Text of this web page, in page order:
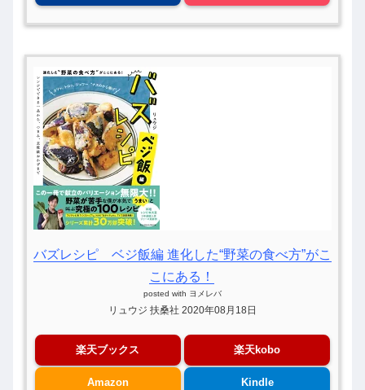
バズレシピ ベジ飯編 進化した“野菜の食べ方”がこ
こにある！
posted with ヨメレバ
リュウジ 扶桑社 2020年08月18日
楽天ブックス 楽天kobo
Amazon Kindle